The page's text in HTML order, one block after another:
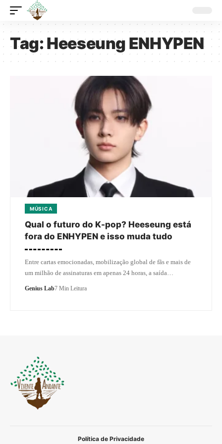
Tag:Heeseung ENHYPEN
MÚSICA
Qual o futuro do K-pop? Heeseung está
fora do ENHYPEN e isso muda tudo
Entre cartas emocionadas, mobilização global de fãs e mais de
um milhão de assinaturas em apenas 24 horas, a saída…
Genius Lab7 Min Leitura
Política de Privacidade